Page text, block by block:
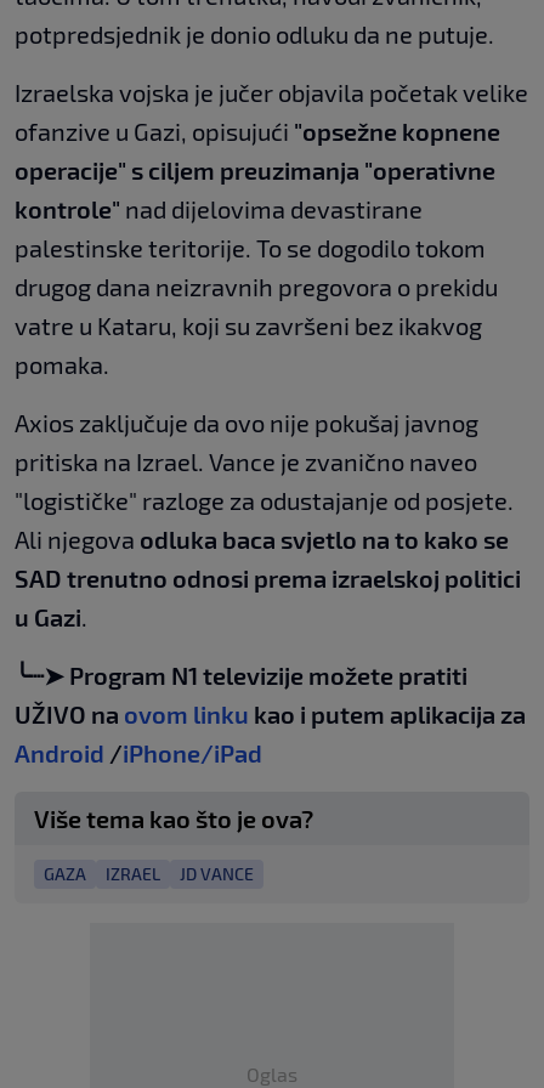
potpredsjednik je donio odluku da ne putuje.
Izraelska vojska je jučer objavila početak velike
ofanzive u Gazi, opisujući "opsežne kopnene
operacije" s ciljem preuzimanja "operativne
kontrole" nad dijelovima devastirane
palestinske teritorije. To se dogodilo tokom
drugog dana neizravnih pregovora o prekidu
vatre u Kataru, koji su završeni bez ikakvog
pomaka.
Axios zaključuje da ovo nije pokušaj javnog
pritiska na Izrael. Vance je zvanično naveo
"logističke" razloge za odustajanje od posjete.
Ali njegova odluka baca svjetlo na to kako se
SAD trenutno odnosi prema izraelskoj politici
u Gazi.
╰┈➤ Program N1 televizije možete pratiti
UŽIVO na ovom linku kao i putem aplikacija za
Android /iPhone/iPad
Više tema kao što je ova?
GAZA IZRAEL JD VANCE
Oglas